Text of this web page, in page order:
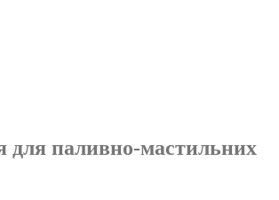
для паливно-мастильних